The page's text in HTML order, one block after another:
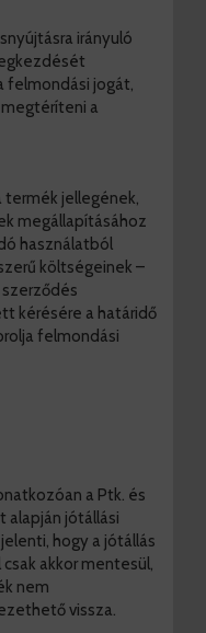
irányuló
felmondási jogát,
a
termék jellegének,
megállapításához
használatból
költségeinek –
kérésére a határidő
felmondási
a Ptk. és
alapján jótállási
hogy a jótállás
akkor mentesül,
nem
vissza.